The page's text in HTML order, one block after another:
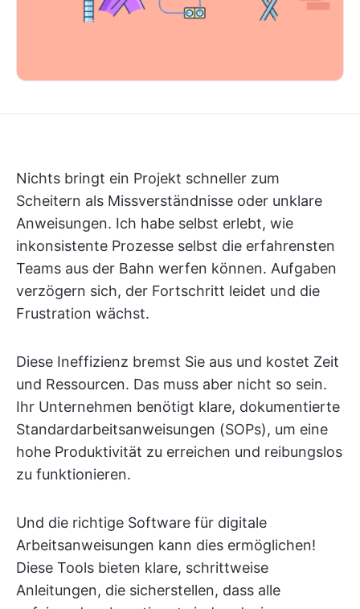
Nichts bringt ein Projekt schneller zum
Scheitern als Missverständnisse oder unklare
Anweisungen. Ich habe selbst erlebt, wie
inkonsistente Prozesse selbst die erfahrensten
Teams aus der Bahn werfen können. Aufgaben
verzögern sich, der Fortschritt leidet und die
Frustration wächst.
Diese Ineffizienz bremst Sie aus und kostet Zeit
und Ressourcen. Das muss aber nicht so sein.
Ihr Unternehmen benötigt klare, dokumentierte
Standardarbeitsanweisungen (SOPs), um eine
hohe Produktivität zu erreichen und reibungslos
zu funktionieren.
Und die richtige Software für digitale
Arbeitsanweisungen kann dies ermöglichen!
Diese Tools bieten klare, schrittweise
Anleitungen, die sicherstellen, dass alle